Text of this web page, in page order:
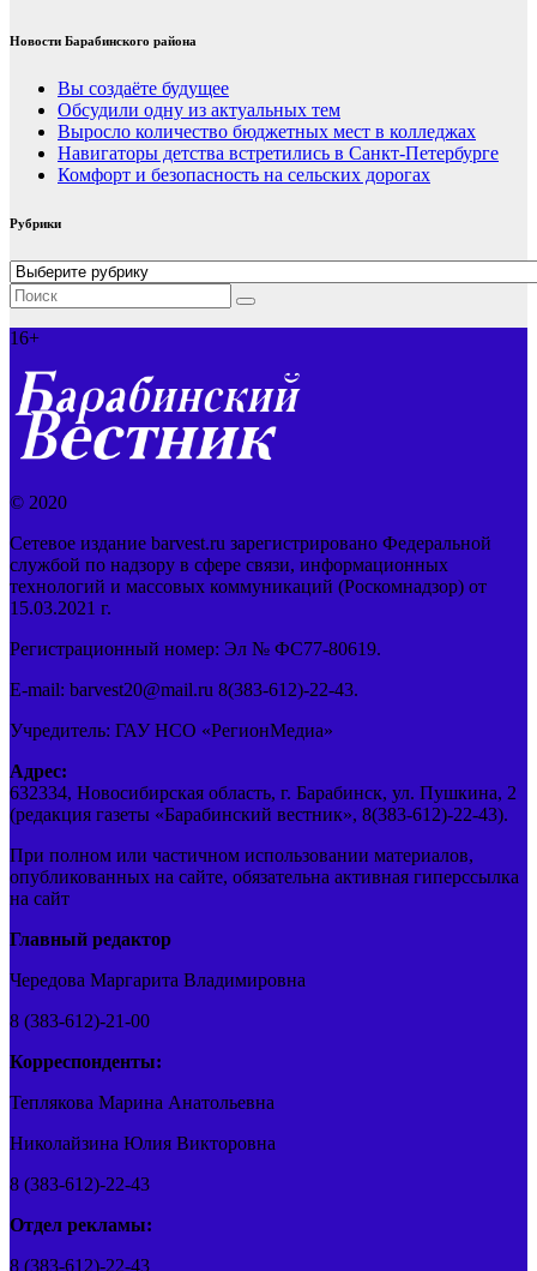
Новости Барабинского района
Вы создаёте будущее
Обсудили одну из актуальных тем
Выросло количество бюджетных мест в колледжах
Навигаторы детства встретились в Санкт-Петербурге
Комфорт и безопасность на сельских дорогах
Рубрики
Рубрики
16+
© 2020
Сетевое издание barvest.ru зарегистрировано Федеральной
службой по надзору в сфере связи, информационных
технологий и массовых коммуникаций (Роскомнадзор) от
15.03.2021 г.
Регистрационный номер: Эл № ФС77-80619.
E-mail: barvest20@mail.ru 8(383-612)-22-43.
Учредитель: ГАУ НСО «РегионМедиа»
Адрес:
632334, Новосибирская область, г. Барабинск, ул. Пушкина, 2
(редакция газеты «Барабинский вестник», 8(383-612)-22-43).
При полном или частичном использовании материалов,
опубликованных на сайте, обязательна активная гиперссылка
на сайт
Главный редактор
Чередова Маргарита Владимировна
8 (383-612)-21-00
Корреспонденты:
Теплякова Марина Анатольевна
Николайзина Юлия Викторовна
8 (383-612)-22-43
Отдел рекламы:
8 (383-612)-22-43